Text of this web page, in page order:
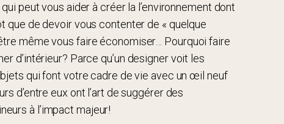
peut vous aider à créer la l’environnement dont
que de devoir vous contenter de « quelque
même vous faire économiser… Pourquoi faire
d’intérieur? Parce qu’un designer voit les
qui font votre cadre de vie avec un œil neuf
d’entre eux ont l’art de suggérer des
à l’impact majeur!